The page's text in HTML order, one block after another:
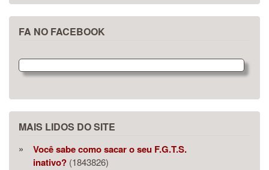
FA NO FACEBOOK
MAIS LIDOS DO SITE
Você sabe como sacar o seu F.G.T.S.
inativo? (1843826)